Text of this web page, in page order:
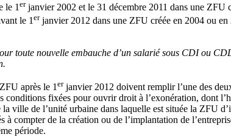
le 1erjanvier 2002 et le 31 décembre 2011 dans une ZFU
le 1erjanvier 2012 dans une ZFU créée en 2004 ou en
toute nouvelle embauche d’un salarié sous CDI ou
après le 1 erjanvier 2012 doivent remplir l’une des
conditions fixées pour ouvrir droit à l’exonération, dont
ville de l’unité urbaine dans laquelle est située la ZFU
à compter de la création ou de l’implantation de
période.